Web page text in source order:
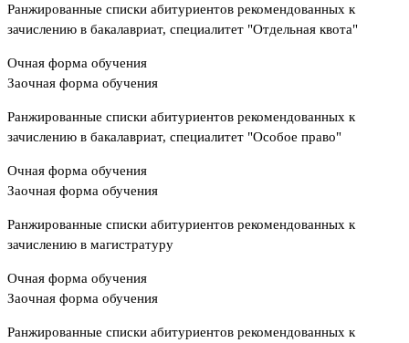
Ранжированные списки абитуриентов рекомендованных к
зачислению в бакалавриат, специалитет "Отдельная квота"
Очная форма обучения
Заочная форма обучения
Ранжированные списки абитуриентов рекомендованных к
зачислению в бакалавриат, специалитет "Особое право"
Очная форма обучения
Заочная форма обучения
Ранжированные списки абитуриентов рекомендованных к
зачислению в магистратуру
Очная форма обучения
Заочная форма обучения
Ранжированные списки абитуриентов рекомендованных к